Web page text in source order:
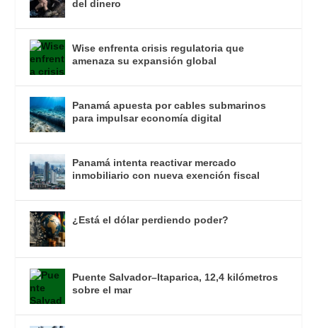
del dinero
Wise enfrenta crisis regulatoria que
amenaza su expansión global
Panamá apuesta por cables submarinos
para impulsar economía digital
Panamá intenta reactivar mercado
inmobiliario con nueva exención fiscal
¿Está el dólar perdiendo poder?
Puente Salvador–Itaparica, 12,4 kilómetros
sobre el mar